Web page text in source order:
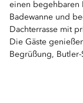
einen begehbaren
Badewanne und
Dachterrasse mit
Die Gäste
Begrüßung,